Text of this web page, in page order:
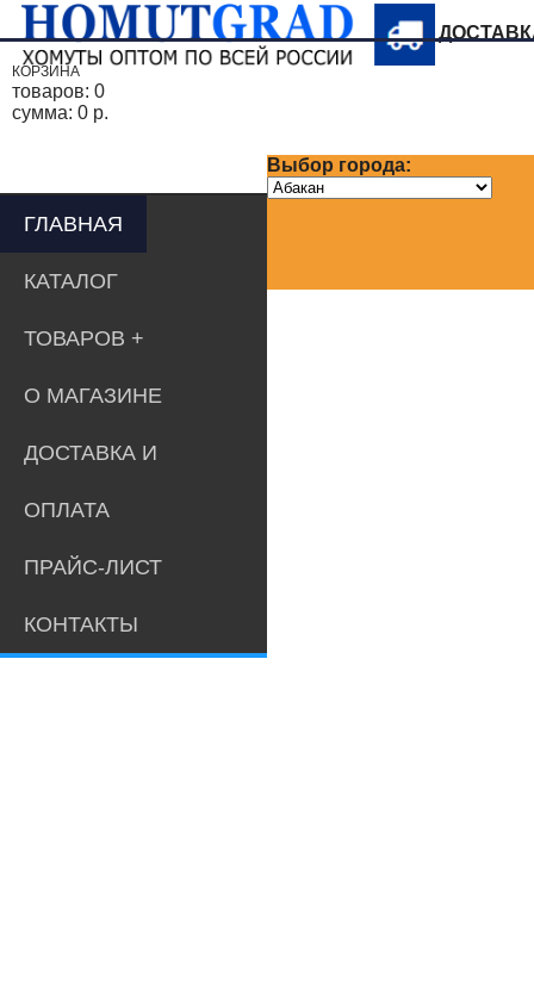
Выбор города:
КОРЗИНА
товаров: 0
сумма: 0 р.
ГЛАВНАЯ
КАТАЛОГ
ТОВАРОВ
О МАГАЗИНЕ
ДОСТАВКА И
ОПЛАТА
ПРАЙС-ЛИСТ
КОНТАКТЫ